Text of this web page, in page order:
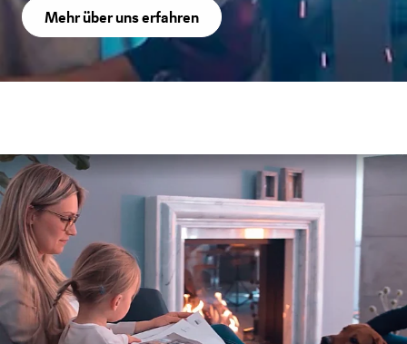
Mehr über uns erfahren